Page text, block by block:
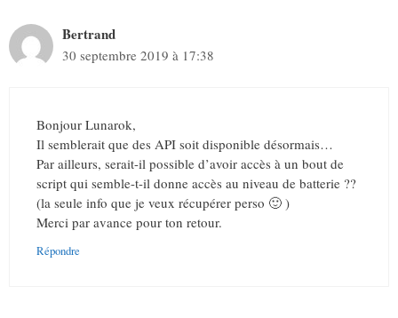
Bertrand
30 septembre 2019 à 17:38
Bonjour Lunarok,
Il semblerait que des API soit disponible désormais…
Par ailleurs, serait-il possible d’avoir accès à un bout de
script qui semble-t-il donne accès au niveau de batterie ??
(la seule info que je veux récupérer perso 🙂 )
Merci par avance pour ton retour.
Répondre